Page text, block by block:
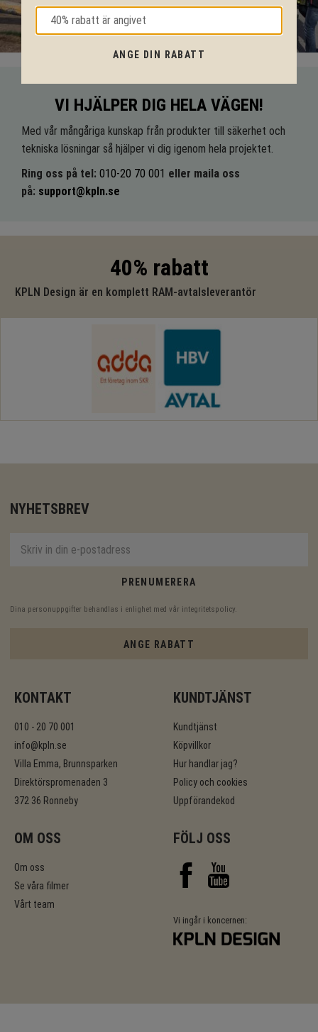
VI HJÄLPER DIG HELA VÄGEN!
Med vår mångåriga kunskap från produkter till säkerhet och
tekniska lösningar så hjälper vi dig igenom hela projektet.
Ring oss på tel: 010-20 70 001 eller maila oss
på: support@kpln.se
40% rabatt
KPLN Design är en komplett RAM-avtalsleverantör
NYHETSBREV
PRENUMERERA
Dina personuppgifter behandlas i enlighet med vår integritetspolicy.
ANGE RABATT
KONTAKT
010 - 20 70 001
info@kpln.se
Villa Emma, Brunnsparken
Direktörspromenaden 3
372 36 Ronneby
KUNDTJÄNST
Kundtjänst
Köpvillkor
Hur handlar jag?
Policy och cookies
Uppförandekod
OM OSS
Om oss
Se våra filmer
Vårt team
FÖLJ OSS
Vi ingår i koncernen:
ANGE DIN RABATT